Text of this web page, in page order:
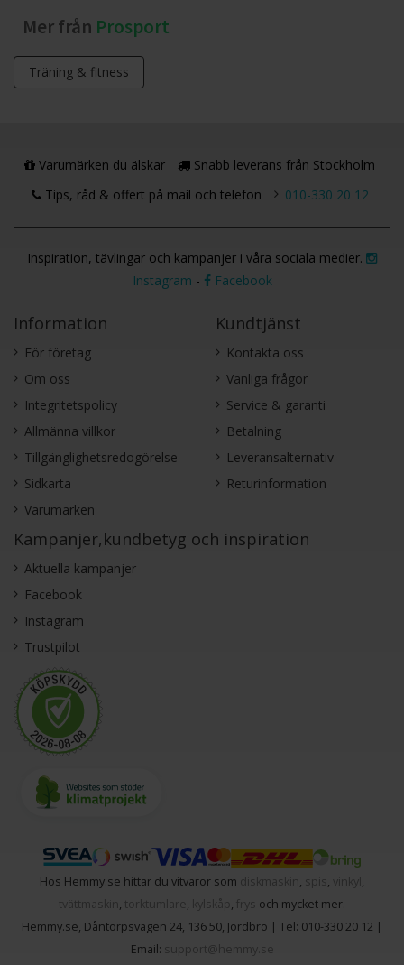
Mer från Prosport
Träning & fitness
Varumärken du älskar
Snabb leverans från Stockholm
Tips, råd & offert på mail och telefon
010-330 20 12
Inspiration, tävlingar och kampanjer i våra sociala medier.
Instagram - Facebook
Information
För företag
Om oss
Integritetspolicy
Allmänna villkor
Tillgänglighetsredogörelse
Sidkarta
Varumärken
Kundtjänst
Kontakta oss
Vanliga frågor
Service & garanti
Betalning
Leveransalternativ
Returinformation
Kampanjer,kundbetyg och inspiration
Aktuella kampanjer
Facebook
Instagram
Trustpilot
Hos Hemmy.se hittar du vitvaror som diskmaskin , spis , vinkyl ,
tvättmaskin , torktumlare , kylskåp , frys och mycket mer.
Hemmy.se, Dåntorpsvägen 24, 136 50, Jordbro | Tel: 010-330 20 12 |
Email: support@hemmy.se